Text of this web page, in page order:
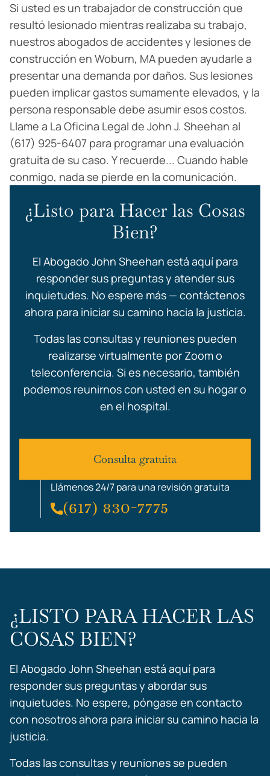
Si usted es un trabajador de construcción que
resultó lesionado mientras realizaba su trabajo,
nuestros abogados de accidentes y lesiones de
construcción en Woburn, MA pueden ayudarle a
presentar una demanda por daños. Sus lesiones
pueden implicar gastos sumamente elevados, y la
persona responsable debe asumir esos costos.
Llame a La Oficina Legal de John J. Sheehan al
(617) 925-6407 para programar una evaluación
gratuita de su caso. Y recuerde... Cuando hable
conmigo, nada se pierde en la comunicación.
¿Listo para Hacer las Cosas
Bien?
El Abogado John Sheehan está aquí para
responder sus preguntas y atender sus
inquietudes. No espere más — contáctenos
ahora para iniciar su camino hacia la justicia.
Todas las consultas y reuniones pueden
realizarse virtualmente por Zoom o
teleconferencia. Si es necesario, también
podemos reunirnos con usted en su hogar o
en el hospital.
Consulta gratuita
Llámenos 24/7 para una revisión gratuita
(617) 830-7775
¿LISTO PARA HACER LAS
COSAS BIEN?
El Abogado John Sheehan está aquí para
responder sus preguntas y abordar sus
inquietudes. No espere, póngase en contacto
con nosotros ahora para iniciar su camino hacia la
justicia.
Todas las consultas y reuniones se pueden